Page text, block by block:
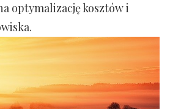
optymalizację kosztów i